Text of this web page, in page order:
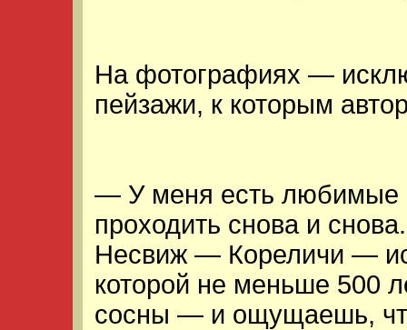
На фотографиях —
пейзажи, к которым
— У меня есть любимые
проходить снова и
Несвиж — Кореличи —
которой не меньше 500
сосны — и ощущаешь,